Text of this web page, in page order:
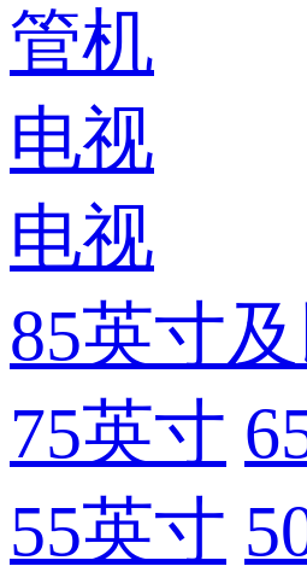
管机
电视
电视
85英寸
75英寸
55英寸